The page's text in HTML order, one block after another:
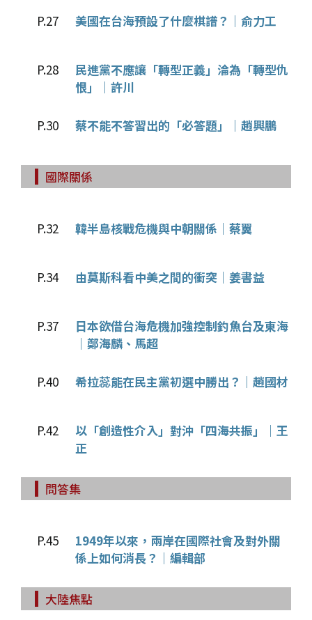
P.27 美國在台海預設了什麼棋譜？｜俞力工
P.28
民進黨不應讓「轉型正義」淪為「轉型仇
恨」｜許川
P.30 蔡不能不答習出的「必答題」｜趙興鵬
國際關係
P.32 韓半島核戰危機與中朝關係｜蔡翼
P.34 由莫斯科看中美之間的衝突｜姜書益
P.37
日本欲借台海危機加強控制釣魚台及東海
｜鄭海麟、馬超
P.40 希拉蕊能在民主黨初選中勝出？｜趙國材
P.42
以「創造性介入」對沖「四海共振」｜王
正
問答集
P.45
1949年以來，兩岸在國際社會及對外關
係上如何消長？│編輯部
大陸焦點